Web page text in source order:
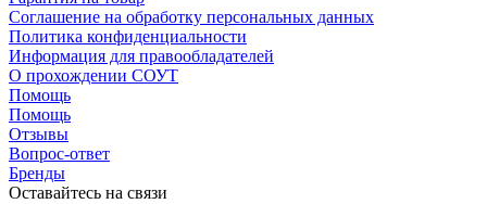
Соглашение на обработку персональных данных
Политика конфиденциальности
Информация для правообладателей
О прохождении СОУТ
Помощь
Помощь
Отзывы
Вопрос-ответ
Бренды
Оставайтесь на связи